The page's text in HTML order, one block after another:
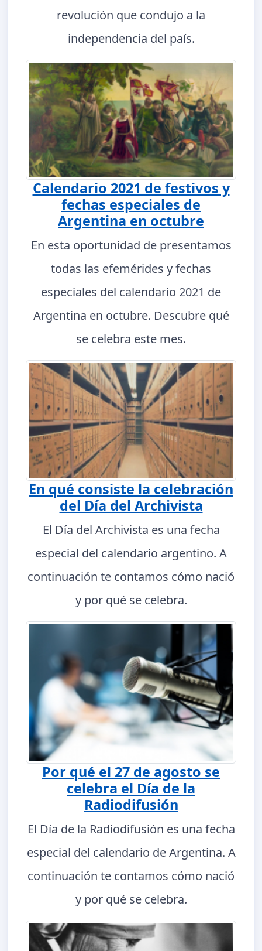
revolución que condujo a la
independencia del país.
Calendario 2021 de festivos y
fechas especiales de
Argentina en octubre
En esta oportunidad de presentamos
todas las efemérides y fechas
especiales del calendario 2021 de
Argentina en octubre. Descubre qué
se celebra este mes.
En qué consiste la celebración
del Día del Archivista
El Día del Archivista es una fecha
especial del calendario argentino. A
continuación te contamos cómo nació
y por qué se celebra.
Por qué el 27 de agosto se
celebra el Día de la
Radiodifusión
El Día de la Radiodifusión es una fecha
especial del calendario de Argentina. A
continuación te contamos cómo nació
y por qué se celebra.